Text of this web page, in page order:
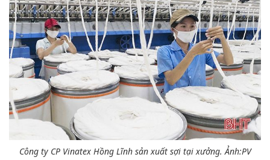
Công ty CP Vinatex Hồng Lĩnh sản xuất sợi tại xưởng.Ảnh:PV